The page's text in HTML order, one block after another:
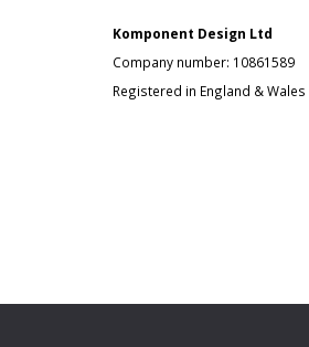
Komponent Design Ltd
Company number: 10861589
Registered in England & Wales